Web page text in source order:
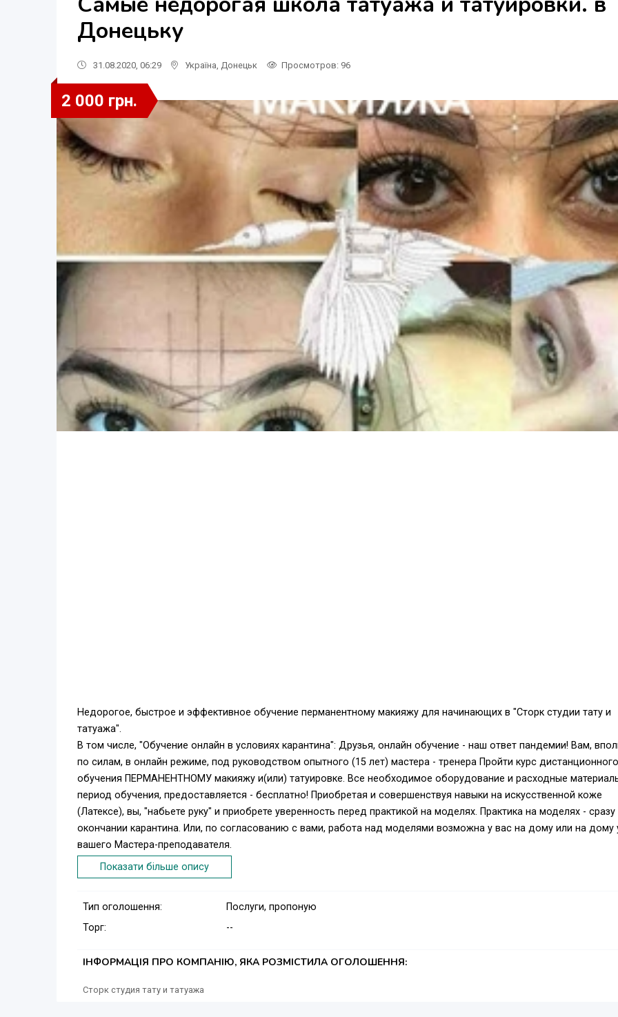
Донецьку
31.08.2020, 06:29 Україна Донецьк Просмотров: 96
2 000 грн.
Недорогое, быстрое и эффективное обучение перманентному макияжу для начинающих в "Сторк студии тату и
татуажа".
В том числе, "Обучение онлайн в условиях карантина": Друзья, онлайн обучение - наш ответ пандемии! Вам,
по силам, в онлайн режиме, под руководством опытного (15 лет) мастера - тренера Пройти курс дистанционного
обучения ПЕРМАНЕНТНОМУ макияжу и(или) татуировке. Все необходимое оборудование и расходные
период обучения, предоставляется - бесплатно! Приобретая и совершенствуя навыки на искусственной коже
(Латексе), вы, "набьете руку" и приобрете уверенность перед практикой на моделях. Практика на моделях - сразу
окончании карантина. Или, по согласованию с вами, работа над моделями возможна у вас на дому или на дому
вашего Мастера-преподавателя.
Безопасно! Дешево! В привычной домашней атмосфере!
Попробуйте! Вы, ни чем не рискуете! Первое, пробное занятие - бесплатно! Вы, сразу, сможете понять и оценить
ремесла, как профессии, как стиля и образа жизни.
Звони, сейчас! Ничем не рискуешь!
получи 1500 грн" Условия акции:
- Пройди обучение после карантина в удобное время;
Показати більше опису
Тип оголошення:
Послуги, пропоную
Торг:
--
ІНФОРМАЦІЯ ПРО КОМПАНІЮ, ЯКА РОЗМІСТИЛА ОГОЛОШЕННЯ:
Сторк студия тату и татуажа